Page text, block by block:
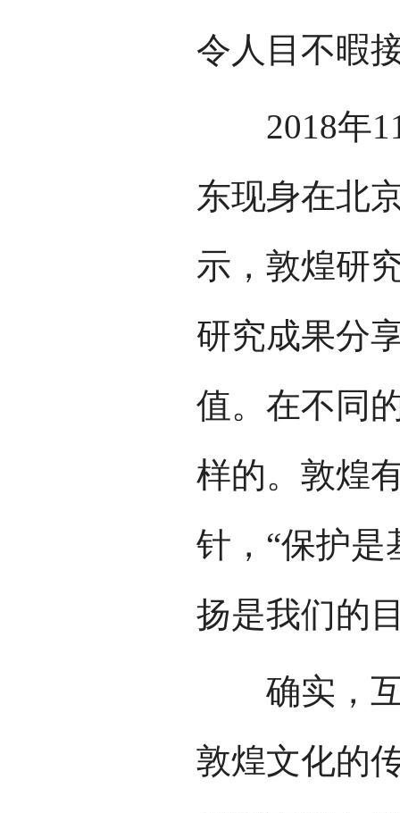
令人目不暇
2018年11
东现身在北
示，敦煌研
研究成果分
值。在不同
样的。敦煌
针，“保护
扬是我们的
确实，互
敦煌文化的